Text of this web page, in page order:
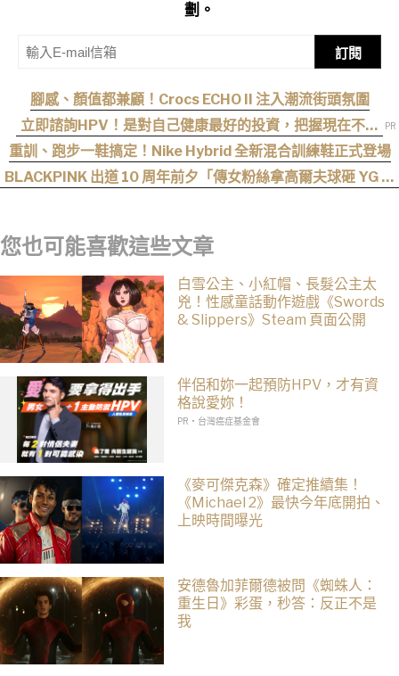
劃。
訂閱
腳感、顏值都兼顧！Crocs ECHO II 注入潮流街頭氛圍
立即諮詢HPV！是對自己健康最好的投資，把握現在不嫌
晚！
重訓、跑步一鞋搞定！Nike Hybrid 全新混合訓練鞋正式登場
BLACKPINK 出道 10 周年前夕「傳女粉絲拿高爾夫球砸 YG 」
您也可能喜歡這些文章
白雪公主、小紅帽、長髮公主太
兇！性感童話動作遊戲《Swords
& Slippers》Steam 頁面公開
伴侶和妳一起預防HPV，才有資
格說愛妳！
PR・台灣癌症基金會
《麥可傑克森》確定推續集！
《Michael 2》最快今年底開拍、
上映時間曝光
安德魯加菲爾德被問《蜘蛛人：
重生日》彩蛋，秒答：反正不是
我